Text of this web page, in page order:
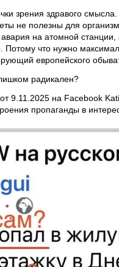
зрения здравого
не полезны для
на атомной
Потому что нужно
европейского
радикален?
9.11.2025 на Facebook
пропаганды в